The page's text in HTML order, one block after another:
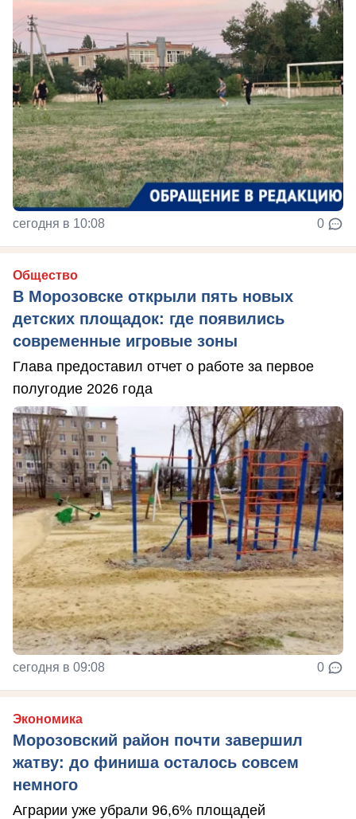
сегодня в 10:08 0
Общество
В Морозовске открыли пять новых
детских площадок: где появились
современные игровые зоны
Глава предоставил отчет о работе за первое
полугодие 2026 года
сегодня в 09:08 0
Экономика
Морозовский район почти завершил
жатву: до финиша осталось совсем
немного
Аграрии уже убрали 96,6% площадей